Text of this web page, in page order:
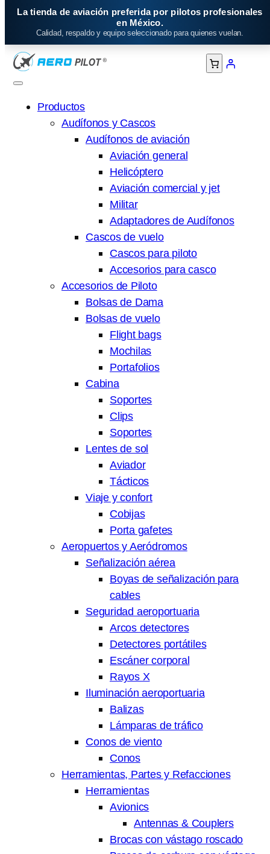
Saltar
La tienda de aviación preferida por pilotos profesionales
en México.
Calidad, respaldo y equipo seleccionado para quienes vuelan.
Productos
Audífonos y Cascos
Audífonos de aviación
Aviación general
Helicóptero
Aviación comercial y jet
Militar
Adaptadores de Audífonos
Cascos de vuelo
Cascos para piloto
Accesorios para casco
Accesorios de Piloto
Bolsas de Dama
Bolsas de vuelo
Flight bags
Mochilas
Portafolios
Cabina
Soportes
Clips
Soportes
Lentes de sol
Aviador
Tácticos
Viaje y confort
Cobijas
Porta gafetes
Aeropuertos y Aeródromos
Señalización aérea
Boyas de señalización para
cables
Seguridad aeroportuaria
Arcos detectores
Detectores portátiles
Escáner corporal
Rayos X
Iluminación aeroportuaria
Balizas
Lámparas de tráfico
Conos de viento
Conos
Herramientas, Partes y Refacciones
Herramientas
Avionics
Antennas & Couplers
Brocas con vástago roscado